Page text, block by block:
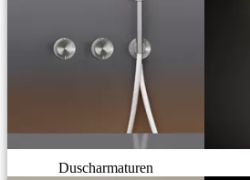
Duscharmaturen